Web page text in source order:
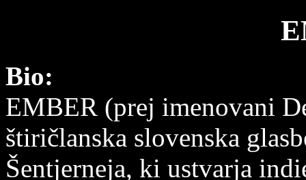
Bio:
EMBER (prej imenovani
štiričlanska slovenska
Šentjerneja, ki ustvarja